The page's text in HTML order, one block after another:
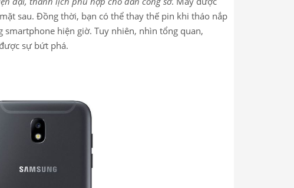
sau. Đồng thời, bạn có thể thay thế pin khi tháo nắp
hiện giờ. Tuy nhiên, nhìn tổng quan,
sự bứt phá.